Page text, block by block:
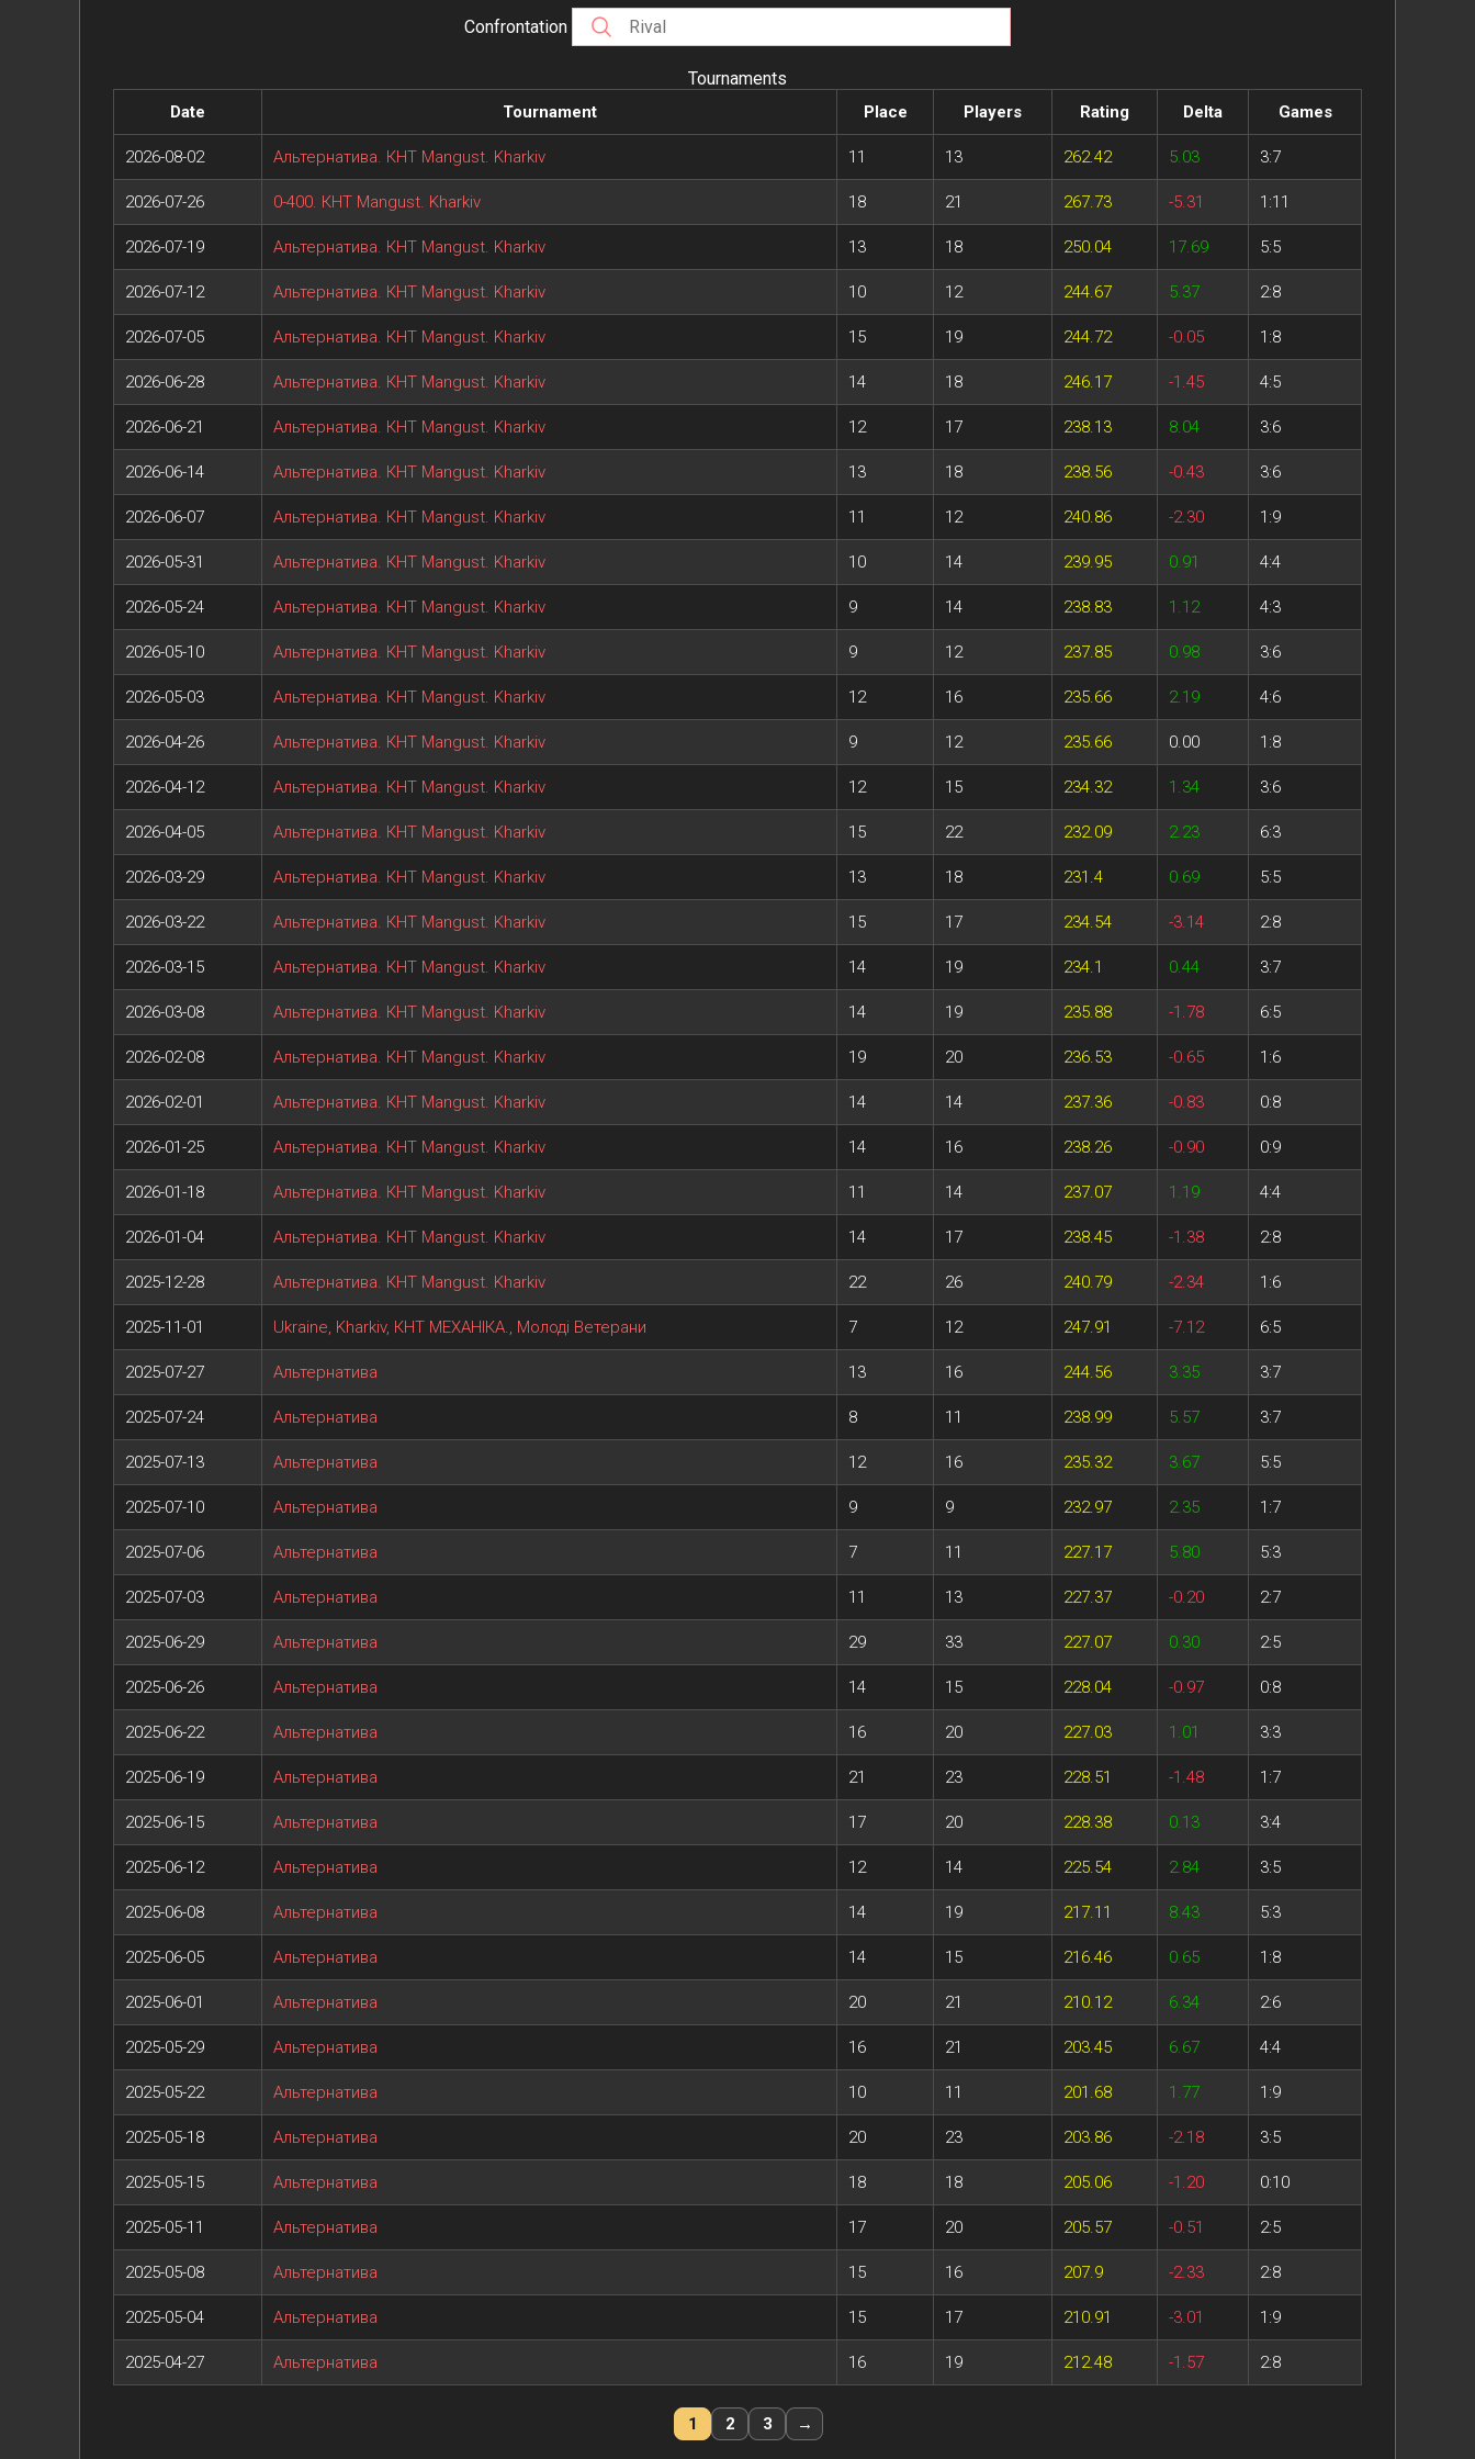
Confrontation
Tournaments
Date Tournament Place Players Rating Delta Games
2026-08-02 Альтернатива. КНТ Mangust. Kharkiv 11 13 262.42 5.03 3:7
2026-07-26 0-400. КНТ Mangust. Kharkiv 18 21 267.73 -5.31 1:11
2026-07-19 Альтернатива. КНТ Mangust. Kharkiv 13 18 250.04 17.69 5:5
2026-07-12 Альтернатива. КНТ Mangust. Kharkiv 10 12 244.67 5.37 2:8
2026-07-05 Альтернатива. КНТ Mangust. Kharkiv 15 19 244.72 -0.05 1:8
2026-06-28 Альтернатива. КНТ Mangust. Kharkiv 14 18 246.17 -1.45 4:5
2026-06-21 Альтернатива. КНТ Mangust. Kharkiv 12 17 238.13 8.04 3:6
2026-06-14 Альтернатива. КНТ Mangust. Kharkiv 13 18 238.56 -0.43 3:6
2026-06-07 Альтернатива. КНТ Mangust. Kharkiv 11 12 240.86 -2.30 1:9
2026-05-31 Альтернатива. КНТ Mangust. Kharkiv 10 14 239.95 0.91 4:4
2026-05-24 Альтернатива. КНТ Mangust. Kharkiv 9 14 238.83 1.12 4:3
2026-05-10 Альтернатива. КНТ Mangust. Kharkiv 9 12 237.85 0.98 3:6
2026-05-03 Альтернатива. КНТ Mangust. Kharkiv 12 16 235.66 2.19 4:6
2026-04-26 Альтернатива. КНТ Mangust. Kharkiv 9 12 235.66 0.00 1:8
2026-04-12 Альтернатива. КНТ Mangust. Kharkiv 12 15 234.32 1.34 3:6
2026-04-05 Альтернатива. КНТ Mangust. Kharkiv 15 22 232.09 2.23 6:3
2026-03-29 Альтернатива. КНТ Mangust. Kharkiv 13 18 231.4 0.69 5:5
2026-03-22 Альтернатива. КНТ Mangust. Kharkiv 15 17 234.54 -3.14 2:8
2026-03-15 Альтернатива. КНТ Mangust. Kharkiv 14 19 234.1 0.44 3:7
2026-03-08 Альтернатива. КНТ Mangust. Kharkiv 14 19 235.88 -1.78 6:5
2026-02-08 Альтернатива. КНТ Mangust. Kharkiv 19 20 236.53 -0.65 1:6
2026-02-01 Альтернатива. КНТ Mangust. Kharkiv 14 14 237.36 -0.83 0:8
2026-01-25 Альтернатива. КНТ Mangust. Kharkiv 14 16 238.26 -0.90 0:9
2026-01-18 Альтернатива. КНТ Mangust. Kharkiv 11 14 237.07 1.19 4:4
2026-01-04 Альтернатива. КНТ Mangust. Kharkiv 14 17 238.45 -1.38 2:8
2025-12-28 Альтернатива. КНТ Mangust. Kharkiv 22 26 240.79 -2.34 1:6
2025-11-01 Ukraine, Kharkiv, КНТ МЕХАНІКА., Молоді Ветерани 7 12 247.91 -7.12 6:5
2025-07-27 Альтернатива 13 16 244.56 3.35 3:7
2025-07-24 Альтернатива 8 11 238.99 5.57 3:7
2025-07-13 Альтернатива 12 16 235.32 3.67 5:5
2025-07-10 Альтернатива 9 9 232.97 2.35 1:7
2025-07-06 Альтернатива 7 11 227.17 5.80 5:3
2025-07-03 Альтернатива 11 13 227.37 -0.20 2:7
2025-06-29 Альтернатива 29 33 227.07 0.30 2:5
2025-06-26 Альтернатива 14 15 228.04 -0.97 0:8
2025-06-22 Альтернатива 16 20 227.03 1.01 3:3
2025-06-19 Альтернатива 21 23 228.51 -1.48 1:7
2025-06-15 Альтернатива 17 20 228.38 0.13 3:4
2025-06-12 Альтернатива 12 14 225.54 2.84 3:5
2025-06-08 Альтернатива 14 19 217.11 8.43 5:3
2025-06-05 Альтернатива 14 15 216.46 0.65 1:8
2025-06-01 Альтернатива 20 21 210.12 6.34 2:6
2025-05-29 Альтернатива 16 21 203.45 6.67 4:4
2025-05-22 Альтернатива 10 11 201.68 1.77 1:9
2025-05-18 Альтернатива 20 23 203.86 -2.18 3:5
2025-05-15 Альтернатива 18 18 205.06 -1.20 0:10
2025-05-11 Альтернатива 17 20 205.57 -0.51 2:5
2025-05-08 Альтернатива 15 16 207.9 -2.33 2:8
2025-05-04 Альтернатива 15 17 210.91 -3.01 1:9
2025-04-27 Альтернатива 16 19 212.48 -1.57 2:8
1 2 3 →